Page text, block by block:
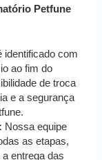
Petfune
identificado com
ao fim do
de troca
e a segurança
Nossa equipe
as etapas,
entrega das